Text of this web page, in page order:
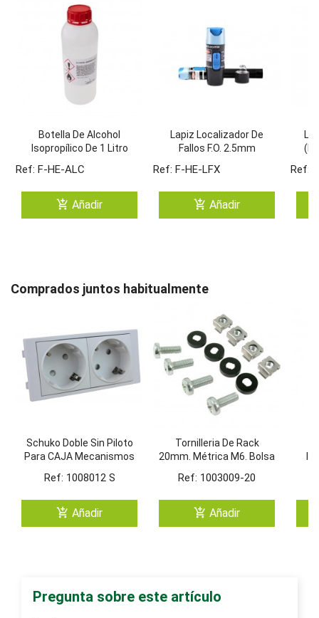
Botella De Alcohol
Isopropílico De 1 Litro
Ref: F-HE-ALC
add_shopping_cart Añadir
Lapiz Localizador De
Fallos F.O. 2.5mm
Ref: F-HE-LFX
add_shopping_cart Añadir
Ref:
Comprados juntos habitualmente
Schuko Doble Sin Piloto
Para CAJA Mecanismos
Ref: 1008012 S
add_shopping_cart Añadir
Tornilleria De Rack
20mm. Métrica M6. Bolsa
Ref: 1003009-20
add_shopping_cart Añadir
Pregunta sobre este artículo